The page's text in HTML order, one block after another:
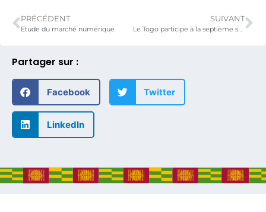
Partager sur :
Facebook Twitter
LinkedIn
PRÉCÉDENT
Etude du marché numérique
SUIVANT
Le Togo participe à la septième session du Groupe intergouvernemental d’experts (GIE) du commerce électronique et de l’économie numérique